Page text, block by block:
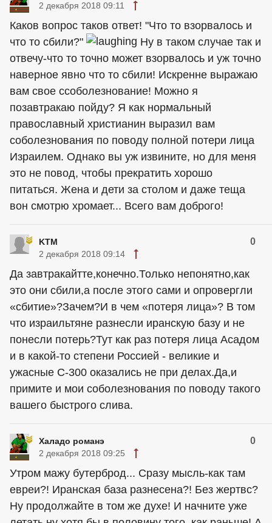
2 декабря 2018 09:11
Каков вопрос таков ответ! "Что то взорвалось и
что то сбили?"
Ну в таком случае так и
отвечу-что то точно может взорвалось и уж точно
наверное явно что то сбили! Искренне выражаю
вам свое ссоболезнование! Можно я
позавтракаю пойду? Я как нормальный
православный христианин выразил вам
соболезнования по поводу полной потери лица
Израилем. Однако вы уж извините, но для меня
это не повод, чтобы прекратить хорошо
питаться. Жена и дети за столом и даже теща
вон смотрю хромает... Всего вам доброго!
KTM 0
2 декабря 2018 09:14
Да завтракайтте,конечно.Только непонятно,как
это они сбили,а после этого сами и опровергли
«сбитие»?Зачем?И в чем «потеря лица»? В том
что израильтяне разнесли иранскую базу и не
понесли потерь?Тут как раз потеря лица Асадом
и в какой-то степени Россией - великие и
ужасные С-300 оказались не при делах.Да,и
примите и мои соболезнования по поводу такого
вашего быстрого слива.
Халадо романэ 0
2 декабря 2018 09:25
Утром мажу бутерброд... Сразу мысль-как там
евреи?! Иранская база разнесена?! Без жертвс?
Ну продолжайте в том же духе! И начните уже